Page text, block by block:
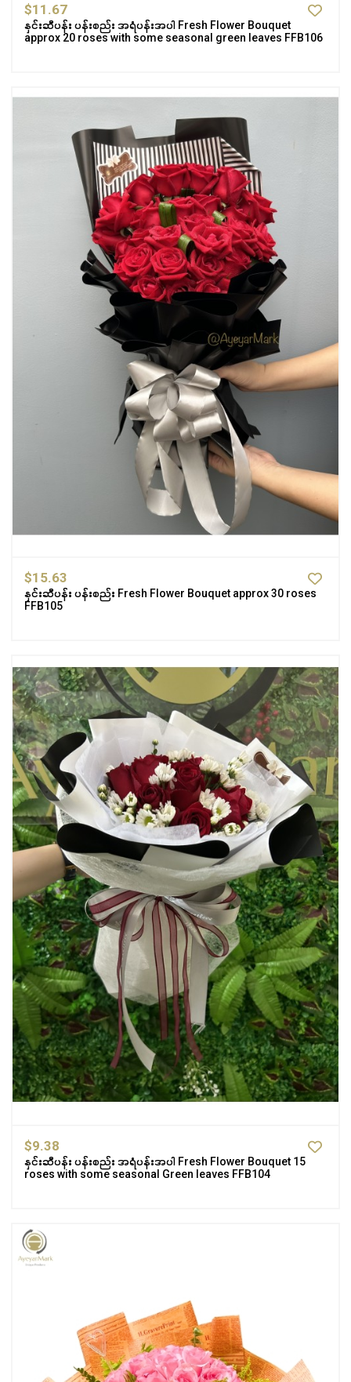
$11.67
နှင်းဆီပန်း ပန်းစည်း အရံပန်းအပါ Fresh Flower Bouquet
approx 20 roses with some seasonal green leaves FFB106
$15.63
နှင်းဆီပန်း ပန်းစည်း Fresh Flower Bouquet approx 30 roses
FFB105
$9.38
နှင်းဆီပန်း ပန်းစည်း အရံပန်းအပါ Fresh Flower Bouquet 15
roses with some seasonal Green leaves FFB104